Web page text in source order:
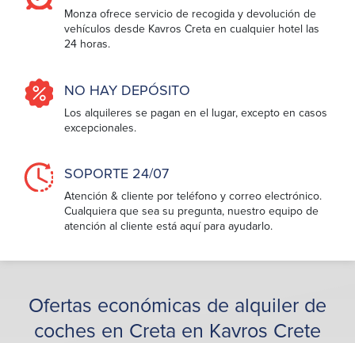
Monza ofrece servicio de recogida y devolución de
vehículos desde Kavros Creta en cualquier hotel las
24 horas.
NO HAY DEPÓSITO
Los alquileres se pagan en el lugar, excepto en casos
excepcionales.
SOPORTE 24/07
Atención & cliente por teléfono y correo electrónico.
Cualquiera que sea su pregunta, nuestro equipo de
atención al cliente está aquí para ayudarlo.
Ofertas económicas de alquiler de
coches en Creta en Kavros Crete